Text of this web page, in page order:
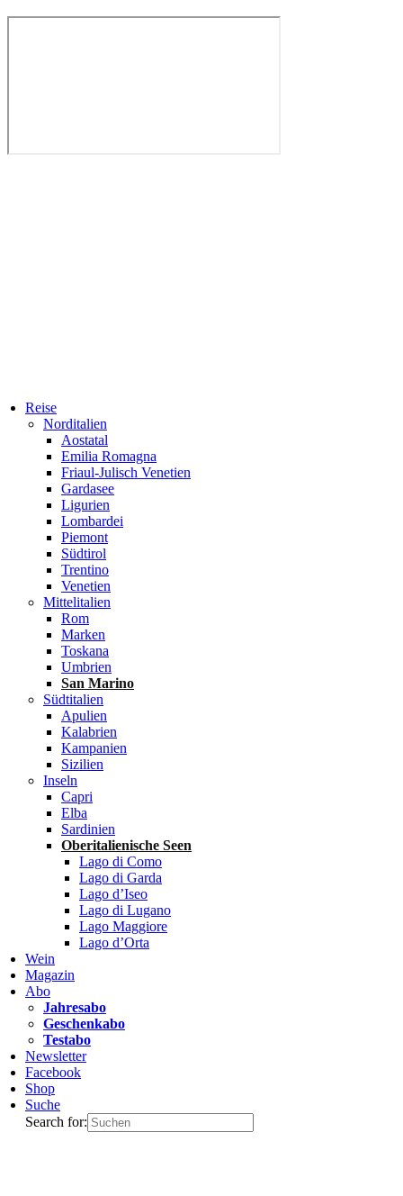
Reise
Norditalien
Aostatal
Emilia Romagna
Friaul-Julisch Venetien
Gardasee
Ligurien
Lombardei
Piemont
Südtirol
Trentino
Venetien
Mittelitalien
Rom
Marken
Toskana
Umbrien
San Marino
Südtitalien
Apulien
Kalabrien
Kampanien
Sizilien
Inseln
Capri
Elba
Sardinien
Oberitalienische Seen
Lago di Como
Lago di Garda
Lago d’Iseo
Lago di Lugano
Lago Maggiore
Lago d’Orta
Wein
Magazin
Abo
Jahresabo
Geschenkabo
Testabo
Newsletter
Facebook
Shop
Suche
Search for: